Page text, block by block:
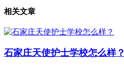
相关文章
石家庄天使护士学校怎么样？